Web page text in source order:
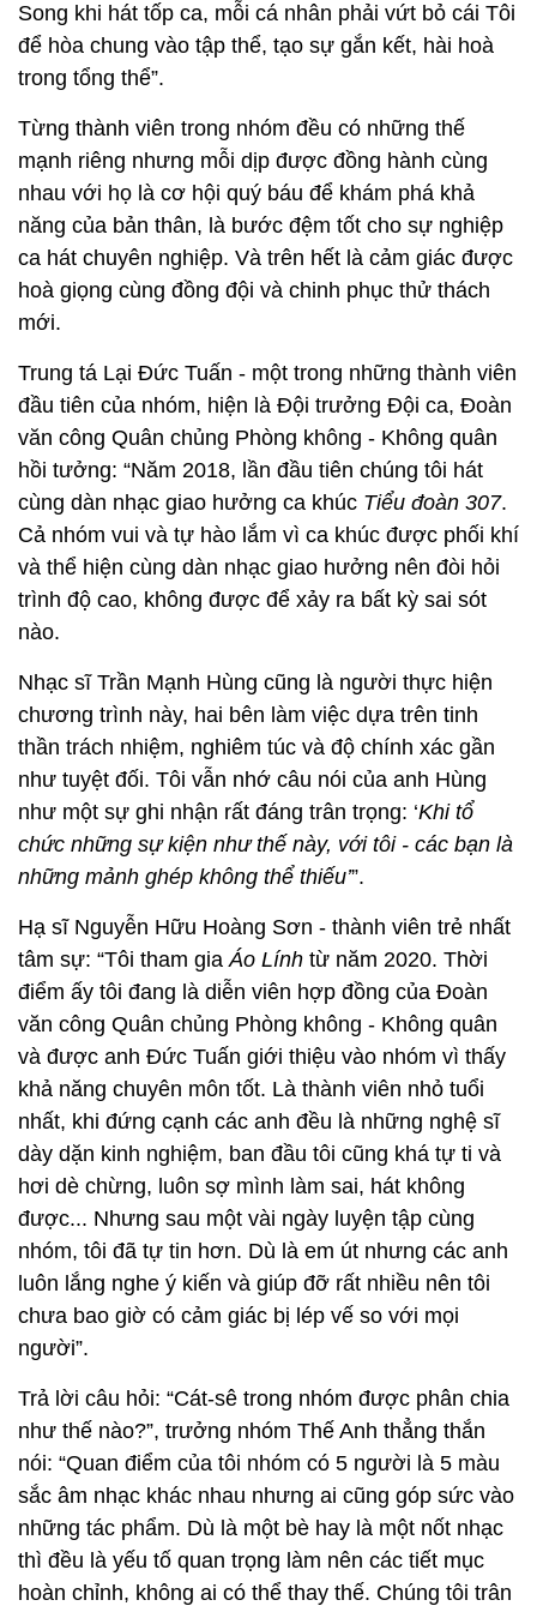
Song khi hát tốp ca, mỗi cá nhân phải vứt bỏ cái Tôi
để hòa chung vào tập thể, tạo sự gắn kết, hài hoà
trong tổng thể”.
Từng thành viên trong nhóm đều có những thế
mạnh riêng nhưng mỗi dịp được đồng hành cùng
nhau với họ là cơ hội quý báu để khám phá khả
năng của bản thân, là bước đệm tốt cho sự nghiệp
ca hát chuyên nghiệp. Và trên hết là cảm giác được
hoà giọng cùng đồng đội và chinh phục thử thách
mới.
Trung tá Lại Đức Tuấn - một trong những thành viên
đầu tiên của nhóm, hiện là Đội trưởng Đội ca, Đoàn
văn công Quân chủng Phòng không - Không quân
hồi tưởng: “Năm 2018, lần đầu tiên chúng tôi hát
cùng dàn nhạc giao hưởng ca khúc Tiểu đoàn 307.
Cả nhóm vui và tự hào lắm vì ca khúc được phối khí
và thể hiện cùng dàn nhạc giao hưởng nên đòi hỏi
trình độ cao, không được để xảy ra bất kỳ sai sót
nào.
Nhạc sĩ Trần Mạnh Hùng cũng là người thực hiện
chương trình này, hai bên làm việc dựa trên tinh
thần trách nhiệm, nghiêm túc và độ chính xác gần
như tuyệt đối. Tôi vẫn nhớ câu nói của anh Hùng
như một sự ghi nhận rất đáng trân trọng: ‘Khi tổ
chức những sự kiện như thế này, với tôi - các bạn là
những mảnh ghép không thể thiếu’”.
Hạ sĩ Nguyễn Hữu Hoàng Sơn - thành viên trẻ nhất
tâm sự: “Tôi tham giaÁo Lính từ năm 2020. Thời
điểm ấy tôi đang là diễn viên hợp đồng của Đoàn
văn công Quân chủng Phòng không - Không quân
và được anh Đức Tuấn giới thiệu vào nhóm vì thấy
khả năng chuyên môn tốt. Là thành viên nhỏ tuổi
nhất, khi đứng cạnh các anh đều là những nghệ sĩ
dày dặn kinh nghiệm, ban đầu tôi cũng khá tự ti và
hơi dè chừng, luôn sợ mình làm sai, hát không
được... Nhưng sau một vài ngày luyện tập cùng
nhóm, tôi đã tự tin hơn. Dù là em út nhưng các anh
luôn lắng nghe ý kiến và giúp đỡ rất nhiều nên tôi
chưa bao giờ có cảm giác bị lép vế so với mọi
người”.
Trả lời câu hỏi: “Cát-sê trong nhóm được phân chia
như thế nào?”, trưởng nhóm Thế Anh thẳng thắn
nói: “Quan điểm của tôi nhóm có 5 người là 5 màu
sắc âm nhạc khác nhau nhưng ai cũng góp sức vào
những tác phẩm. Dù là một bè hay là một nốt nhạc
thì đều là yếu tố quan trọng làm nên các tiết mục
hoàn chỉnh, không ai có thể thay thế. Chúng tôi trân